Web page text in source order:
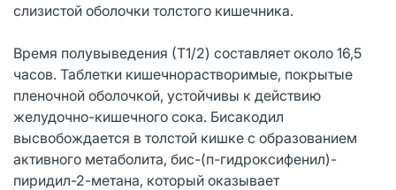
слизистой оболочки толстого кишечника.
Время полувыведения (Т1/2) составляет около 16,5
часов. Таблетки кишечнорастворимые, покрытые
пленочной оболочкой, устойчивы к действию
желудочно-кишечного сока. Бисакодил
высвобождается в толстой кишке с образованием
активного метаболита, бис-(п-гидроксифенил)-
пиридил-2-метана, который оказывает